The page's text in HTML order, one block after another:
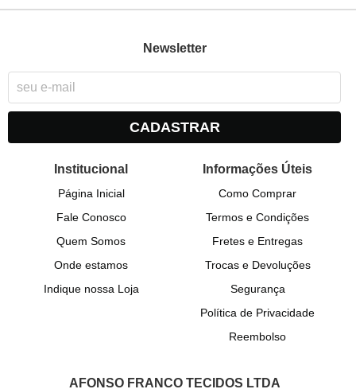
Newsletter
CADASTRAR
Institucional
Página Inicial
Fale Conosco
Quem Somos
Onde estamos
Indique nossa Loja
Informações Úteis
Como Comprar
Termos e Condições
Fretes e Entregas
Trocas e Devoluções
Segurança
Política de Privacidade
Reembolso
AFONSO FRANCO TECIDOS LTDA